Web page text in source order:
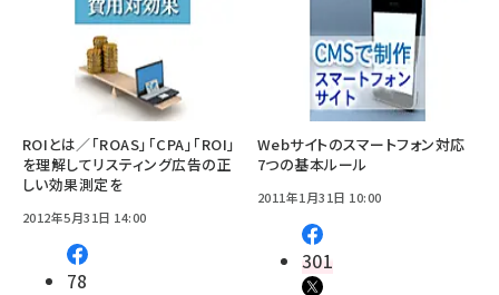
ROIとは／「ROAS」「CPA」「ROI」
を理解してリスティング広告の正
しい効果測定を
2012年5月31日 14:00
78
Webサイトのスマートフォン対応
7つの基本ルール
2011年1月31日 10:00
301